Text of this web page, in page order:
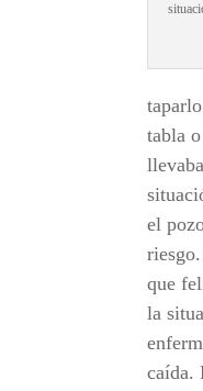
tabla
el
que
la
caída.